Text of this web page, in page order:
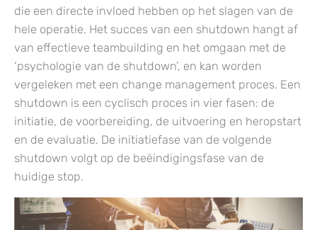
die een directe invloed hebben op het slagen van de
hele operatie. Het succes van een shutdown hangt af
van effectieve teambuilding en het omgaan met de
‘psychologie van de shutdown’, en kan worden
vergeleken met een change management proces. Een
shutdown is een cyclisch proces in vier fasen: de
initiatie, de voorbereiding, de uitvoering en heropstart
en de evaluatie. De initiatiefase van de volgende
shutdown volgt op de beëindigingsfase van de
huidige stop.